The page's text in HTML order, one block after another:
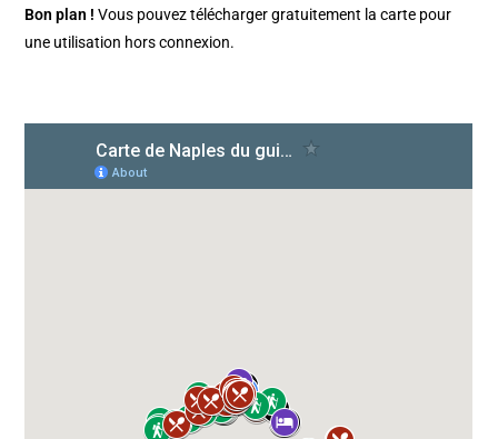
Bon plan ! Vous pouvez télécharger gratuitement la carte pour
une utilisation hors connexion.